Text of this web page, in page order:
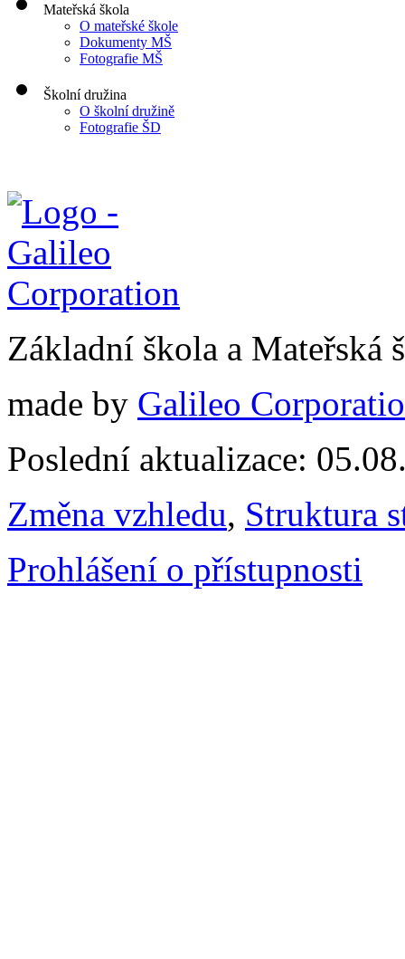
Mateřská škola
O mateřské škole
Dokumenty MŠ
Fotografie MŠ
Školní družina
O školní družině
Fotografie ŠD
Základní škola a
made by Galileo
Poslední aktualizace:
Změna vzhledu, Struktura
Prohlášení o přístupnosti